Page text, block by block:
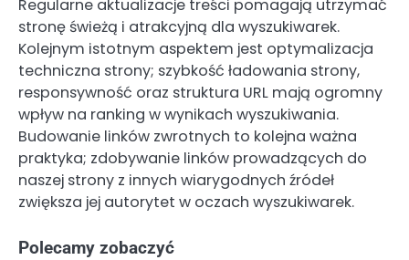
Regularne aktualizacje treści pomagają utrzymać
stronę świeżą i atrakcyjną dla wyszukiwarek.
Kolejnym istotnym aspektem jest optymalizacja
techniczna strony; szybkość ładowania strony,
responsywność oraz struktura URL mają ogromny
wpływ na ranking w wynikach wyszukiwania.
Budowanie linków zwrotnych to kolejna ważna
praktyka; zdobywanie linków prowadzących do
naszej strony z innych wiarygodnych źródeł
zwiększa jej autorytet w oczach wyszukiwarek.
Polecamy zobaczyć